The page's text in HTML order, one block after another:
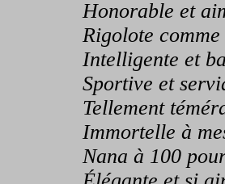
Honorable et
Rigolote comme
Intelligente et
Sportive et
Tellement
Immortelle à
Nana à 100